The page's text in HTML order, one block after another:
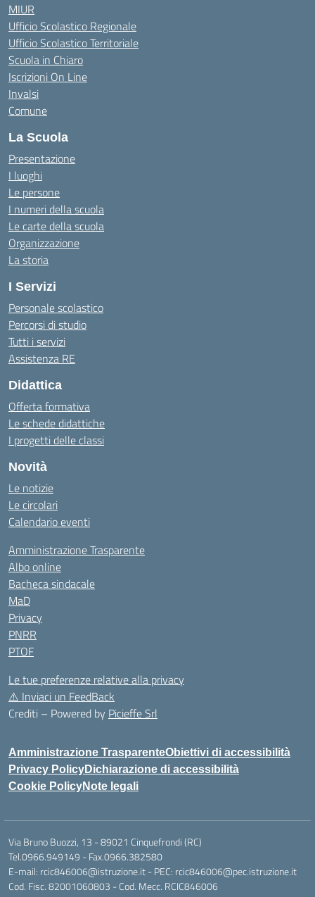
MIUR
Ufficio Scolastico Regionale
Ufficio Scolastico Territoriale
Scuola in Chiaro
Iscrizioni On Line
Invalsi
Comune
La Scuola
Presentazione
I luoghi
Le persone
I numeri della scuola
Le carte della scuola
Organizzazione
La storia
I Servizi
Personale scolastico
Percorsi di studio
Tutti i servizi
Assistenza RE
Didattica
Offerta formativa
Le schede didattiche
I progetti delle classi
Novità
Le notizie
Le circolari
Calendario eventi
Amministrazione Trasparente
Albo online
Bacheca sindacale
MaD
Privacy
PNRR
PTOF
Le tue preferenze relative alla privacy
⚠️ Inviaci un FeedBack
Crediti – Powered by Picieffe Srl
Amministrazione TrasparenteObiettivi di accessibilità
Privacy PolicyDichiarazione di accessibilità
Cookie PolicyNote legali
Via Bruno Buozzi, 13 - 89021 Cinquefrondi (RC)
Tel.0966.949149 - Fax.0966.382580
E-mail: rcic846006@istruzione.it - PEC: rcic846006@pec.istruzione.it
Cod. Fisc. 82001060803 - Cod. Mecc. RCIC846006